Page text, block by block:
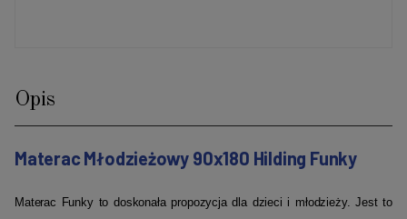
Opis
Materac Młodzieżowy 90x180 Hilding Funky
Materac Funky to doskonała propozycja dla dzieci i młodzieży.Jest to